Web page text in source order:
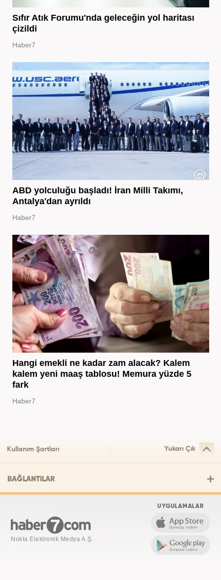
Sıfır Atık Forumu'nda geleceğin yol haritası
çizildi
Haber7
ABD yolculuğu başladı! İran Milli Takımı,
Antalya'dan ayrıldı
Haber7
Hangi emekli ne kadar zam alacak? Kalem
kalem yeni maaş tablosu! Memura yüzde 5
fark
Haber7
Kullanım Şartları Yukarı Çık
BAĞLANTILAR
Nokta Elektronik Medya A.Ş.
UYGULAMALAR